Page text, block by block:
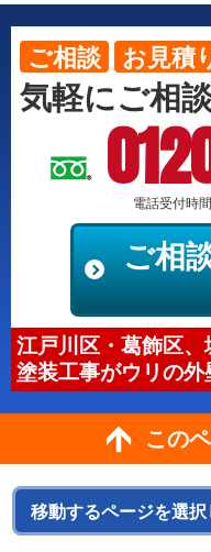
ご相談 お見積
気軽にご相
電話受付時
ご相
江戸川区・葛飾区
塗装工事がウリの
この